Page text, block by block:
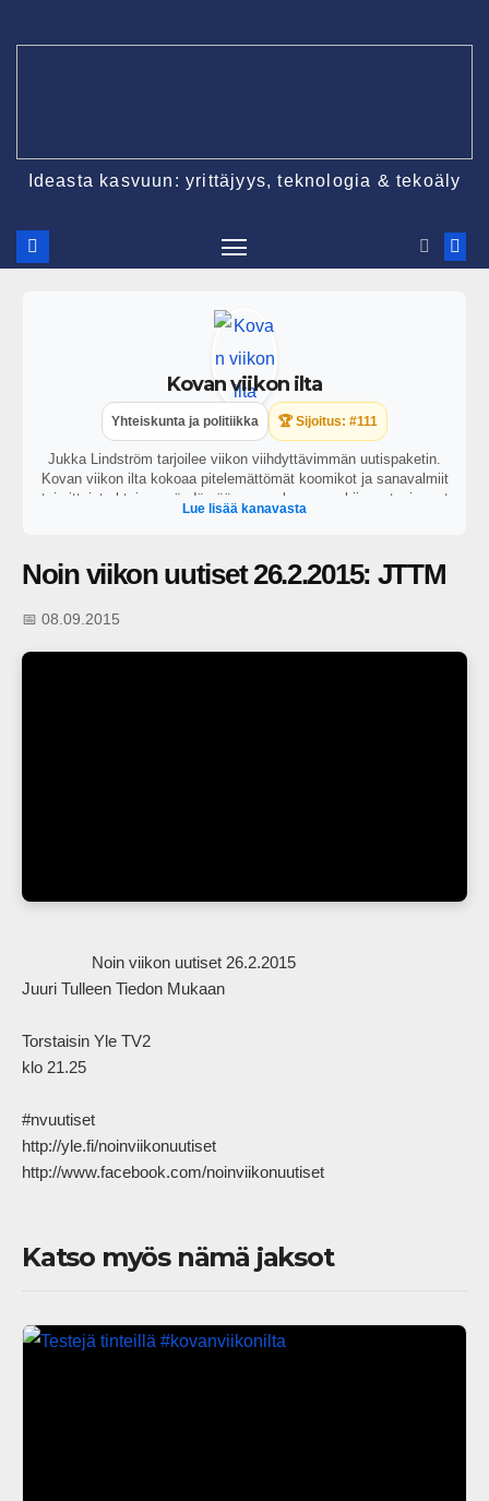
Ideasta kasvuun: yrittäjyys, teknologia & tekoäly
Kovan viikon ilta
Yhteiskunta ja politiikka 🏆 Sijoitus: #111
Jukka Lindström tarjoilee viikon viihdyttävimmän uutispaketin.
Kovan viikon ilta kokoaa pitelemättömät koomikot ja sanavalmiit
toimittajat yhteisen pöydän ääreen perkaamaan kiinnostavimmat
ajankohtaiset puheenaiheet. https://areena.yle.fi/1-64828919?
Lue lisää kanavasta
Noin viikon uutiset 26.2.2015: JTTM
📅 08.09.2015
Juuri Tulleen Tiedon Mukaan
Torstaisin Yle TV2
klo 21.25
#nvuutiset
http://yle.fi/noinviikonuutiset
http://www.facebook.com/noinviikonuutiset
Katso myös nämä jaksot